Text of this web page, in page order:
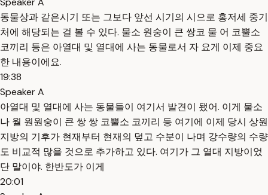
동물상과 같은시기 또는 그보다 앞선 시기의 시으로 홍저세 중기
처에 해당되는 걸 볼 수 있다. 물소 원숭이 큰 쌍코 물 어 코뿔소
코끼리 등은 아열대 및 열대에 사는 동물로서 자 요게 이제 중요
한 내용이에요.
19:38
Speaker A
아열대 및 열대에 사는 동물들이 여기서 발견이 됐어. 이게 물소
나 월 원원숭이 큰 쌍 쌍 코뿔소 코끼리 등 여기에 이제 당시 상원
지방의 기후가 현재부터 현재의 덮고 수분이 나며 강수량의 수량
도 비교적 많을 것으로 추가하고 있다. 여기가 그 열대 지방이었
단 말이야. 한반도가 이게
20:01